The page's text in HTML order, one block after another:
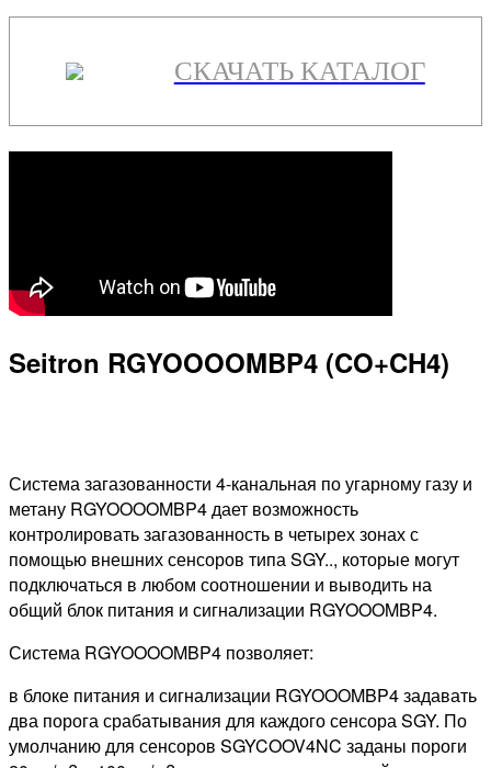
СКАЧАТЬ КАТАЛОГ
Seitron RGYOOOOMBP4 (CO+CH4)
Система загазованности 4-канальная по угарному газу и
метану RGYOOOOMBP4 дает возможность
контролировать загазованность в четырех зонах с
помощью внешних сенсоров типа SGY.., которые могут
подключаться в любом соотношении и выводить на
общий блок питания и сигнализации RGYOOOMBP4.
Система RGYOOOOMBP4 позволяет:
в блоке питания и сигнализации RGYOOOMBP4 задавать
два порога срабатывания для каждого сенсора SGY. По
умолчанию для сенсоров SGYCOOV4NC заданы пороги